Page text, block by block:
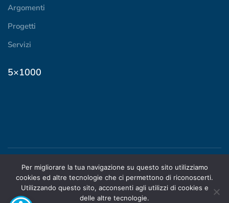
Argomenti
Progetti
Servizi
5×1000
© 2024 ADOC Piemonte |
STATUTO| PRIVACY|
TRASPARENZA
Per migliorare la tua navigazione su questo sito utilizziamo
cookies ed altre tecnologie che ci permettono di riconoscerti.
Utilizzando questo sito, acconsenti agli utilizzi di cookies e
delle altre tecnologie.